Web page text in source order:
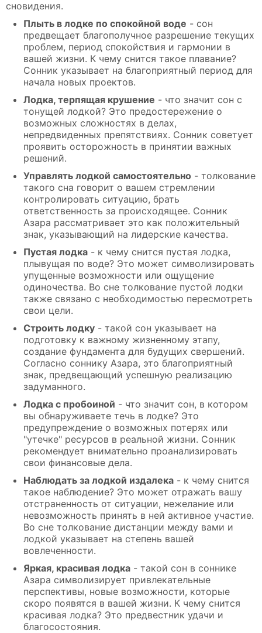
сновидения.
Плыть в лодке по спокойной воде - сон
предвещает благополучное разрешение текущих
проблем, период спокойствия и гармонии в
вашей жизни. К чему снится такое плавание?
Сонник указывает на благоприятный период для
начала новых проектов.
Лодка, терпящая крушение - что значит сон с
тонущей лодкой? Это предостережение о
возможных сложностях в делах,
непредвиденных препятствиях. Сонник советует
проявить осторожность в принятии важных
решений.
Управлять лодкой самостоятельно - толкование
такого сна говорит о вашем стремлении
контролировать ситуацию, брать
ответственность за происходящее. Сонник
Азара рассматривает это как положительный
знак, указывающий на лидерские качества.
Пустая лодка - к чему снится пустая лодка,
плывущая по воде? Это может символизировать
упущенные возможности или ощущение
одиночества. Во сне толкование пустой лодки
также связано с необходимостью пересмотреть
свои цели.
Строить лодку - такой сон указывает на
подготовку к важному жизненному этапу,
создание фундамента для будущих свершений.
Согласно соннику Азара, это благоприятный
знак, предвещающий успешную реализацию
задуманного.
Лодка с пробоиной - что значит сон, в котором
вы обнаруживаете течь в лодке? Это
предупреждение о возможных потерях или
"утечке" ресурсов в реальной жизни. Сонник
рекомендует внимательно проанализировать
свои финансовые дела.
Наблюдать за лодкой издалека - к чему снится
такое наблюдение? Это может отражать вашу
отстраненность от ситуации, нежелание или
невозможность принять в ней активное участие.
Во сне толкование дистанции между вами и
лодкой указывает на степень вашей
вовлеченности.
Яркая, красивая лодка - такой сон в соннике
Азара символизирует привлекательные
перспективы, новые возможности, которые
скоро появятся в вашей жизни. К чему снится
красивая лодка? Это предвестник удачи и
благосостояния.